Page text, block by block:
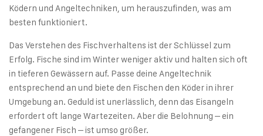
Ködern und Angeltechniken, um herauszufinden, was am
besten funktioniert.
Das Verstehen des Fischverhaltens ist der Schlüssel zum
Erfolg. Fische sind im Winter weniger aktiv und halten sich oft
in tieferen Gewässern auf. Passe deine Angeltechnik
entsprechend an und biete den Fischen den Köder in ihrer
Umgebung an. Geduld ist unerlässlich, denn das Eisangeln
erfordert oft lange Wartezeiten. Aber die Belohnung – ein
gefangener Fisch – ist umso größer.